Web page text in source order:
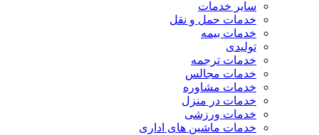
سایر خدمات
خدمات حمل و نقل
خدمات بیمه
تولیدی
خدمات ترجمه
خدمات مجالس
خدمات مشاوره
خدمات در منزل
خدمات ورزشی
خدمات ماشین های اداری